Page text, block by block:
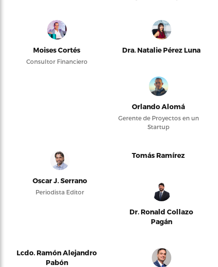
Moises Cortés
Consultor Financiero
Dra. Natalie Pérez Luna
Orlando Alomá
Gerente de Proyectos en un
Startup
Oscar J. Serrano
Periodista Editor
Tomás Ramírez
Dr. Ronald Collazo
Pagán
Lcdo. Ramón Alejandro
Pabón